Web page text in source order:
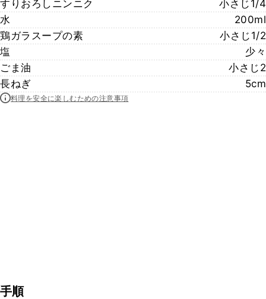
すりおろしニンニク
小さじ1/4
水
200ml
鶏ガラスープの素
小さじ1/2
塩
少々
ごま油
小さじ2
長ねぎ
5cm
料理を安全に楽しむための注意事項
手順